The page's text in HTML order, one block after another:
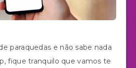
paraquedas e não sabe nada
fique tranquilo que vamos te